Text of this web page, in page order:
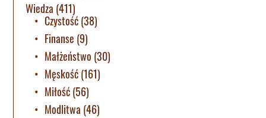
Wiedza (411)
Czystość(38)
Finanse (9)
Małżeństwo (30)
Męskość(161)
Miłość(56)
Modlitwa (46)